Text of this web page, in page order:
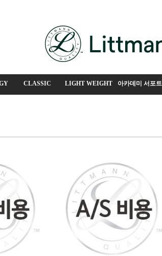
CLASSIC LIGHT WEIGHT 아카데미 서포트